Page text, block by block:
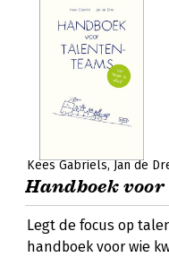
Kees Gabriëls Jan de
Handboek
Legt de focus op
handboek voor wie